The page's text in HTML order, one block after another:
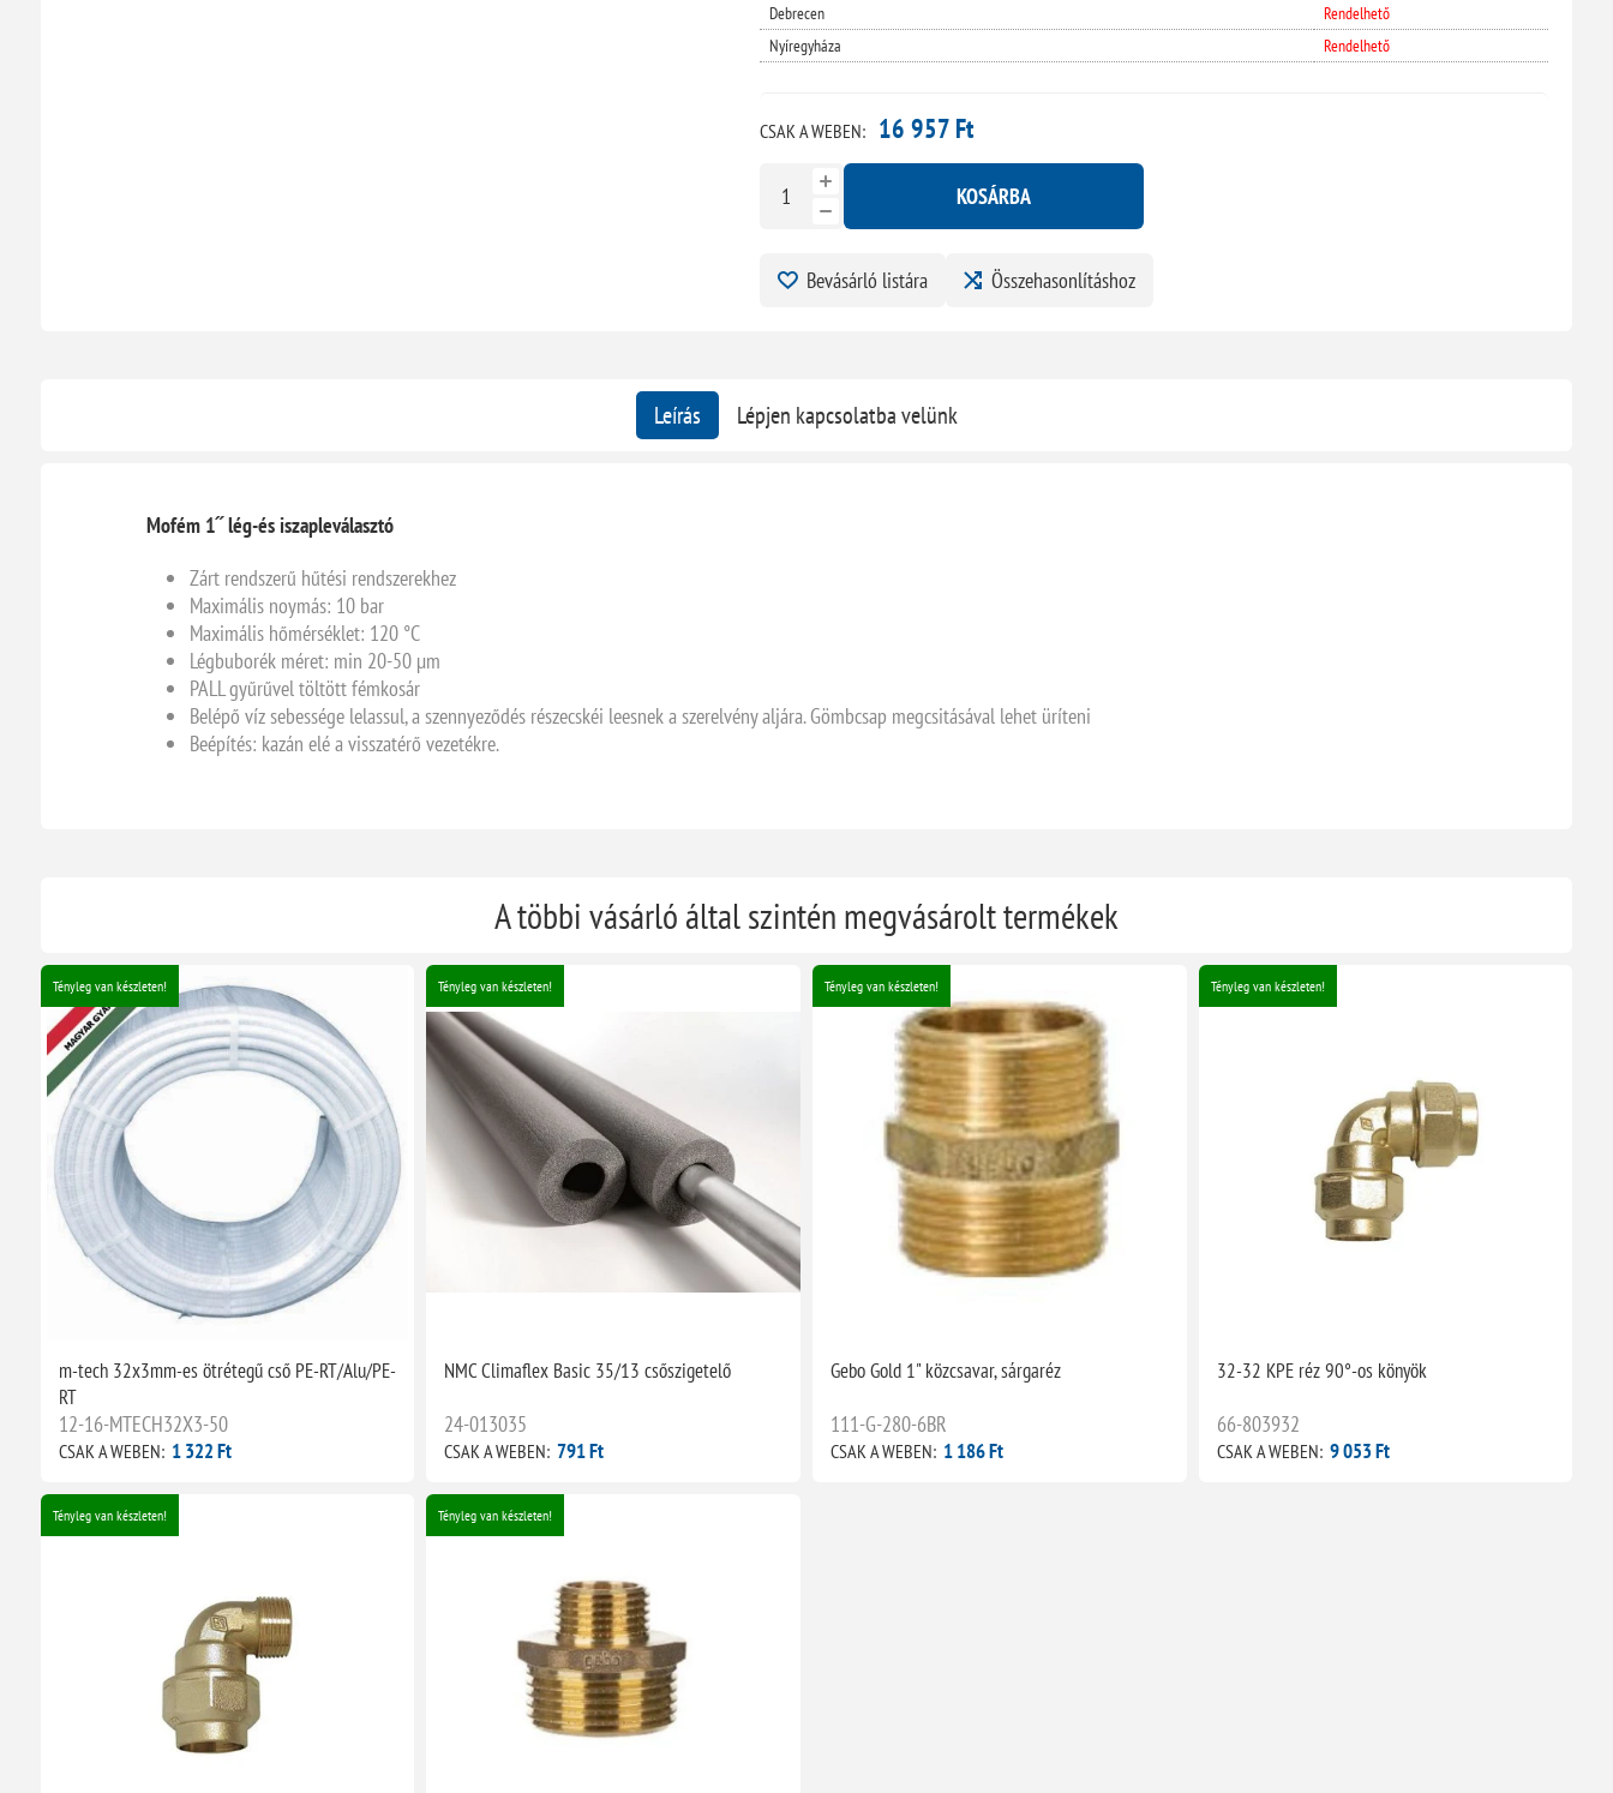
Debrecen
Rendelhető
Nyíregyháza
Rendelhető
CSAK A WEBEN: 16 957 Ft
KOSÁRBA
Bevásárló listára Összehasonlításhoz
Leírás Lépjen kapcsolatba velünk
Mofém 1˝ lég-és iszapleválasztó
Zárt rendszerű hűtési rendszerekhez
Maximális noymás: 10 bar
Maximális hőmérséklet: 120 °C
Légbuborék méret: min 20-50 µm
PALL gyűrűvel töltött fémkosár
Belépő víz sebessége lelassul, a szennyeződés részecskéi leesnek a szerelvény aljára. Gömbcsap megcsitásával lehet üríteni
Beépítés: kazán elé a visszatérő vezetékre.
A többi vásárló által szintén megvásárolt termékek
Tényleg van készleten!
m-tech 32x3mm-es ötrétegű cső PE-RT/Alu/PE-
RT
12-16-MTECH32X3-50
CSAK A WEBEN: 1 322 Ft
Tényleg van készleten!
NMC Climaflex Basic 35/13 csőszigetelő
24-013035
CSAK A WEBEN: 791 Ft
Tényleg van készleten!
Gebo Gold 1" közcsavar, sárgaréz
111-G-280-6BR
CSAK A WEBEN: 1 186 Ft
Tényleg van készleten!
32-32 KPE réz 90°-os könyök
66-803932
CSAK A WEBEN: 9 053 Ft
Tényleg van készleten! Tényleg van készleten!